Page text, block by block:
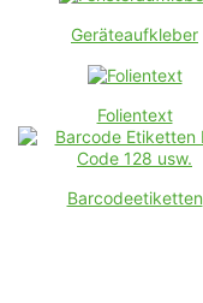
Geräteaufkleber
Folientext
Barcodeetiketten